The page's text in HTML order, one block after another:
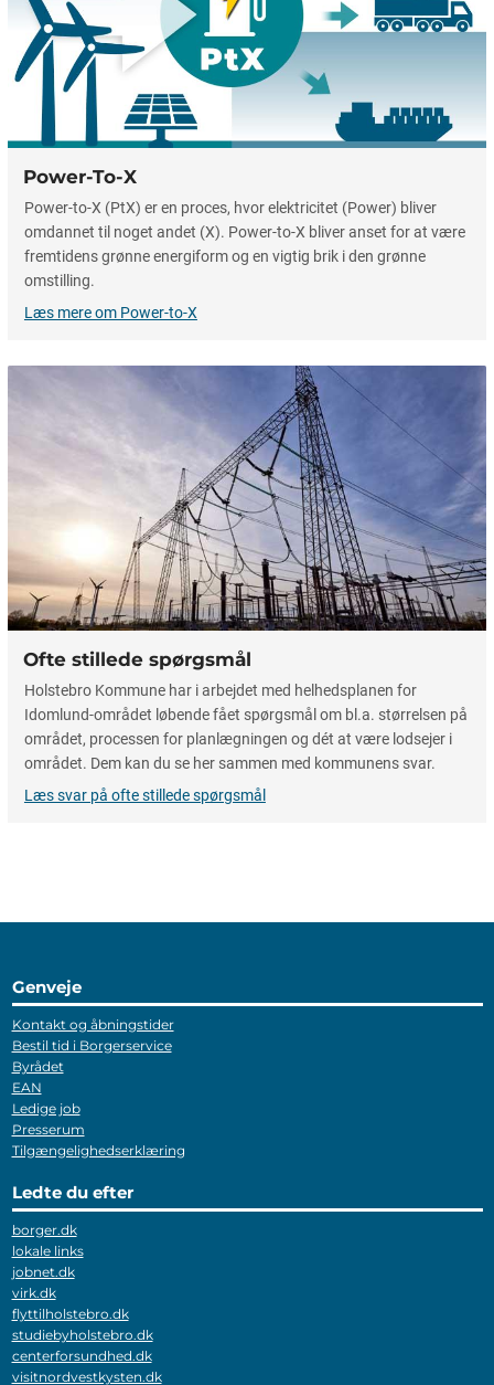
Power-To-X
Power-to-X (PtX) er en proces, hvor elektricitet (Power) bliver
omdannet til noget andet (X). Power-to-X bliver anset for at være
fremtidens grønne energiform og en vigtig brik i den grønne
omstilling.
Læs mere om Power-to-X
Ofte stillede spørgsmål
Holstebro Kommune har i arbejdet med helhedsplanen for
Idomlund-området løbende fået spørgsmål om bl.a. størrelsen på
området, processen for planlægningen og dét at være lodsejer i
området. Dem kan du se her sammen med kommunens svar.
Læs svar på ofte stillede spørgsmål
Genveje
Kontakt og åbningstider
Bestil tid i Borgerservice
Byrådet
EAN
Ledige job
Presserum
Tilgængelighedserklæring
Ledte du efter
borger.dk
lokale links
jobnet.dk
virk.dk
flyttilholstebro.dk
studiebyholstebro.dk
centerforsundhed.dk
visitnordvestkysten.dk